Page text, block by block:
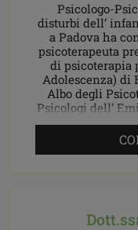
Psicologo-
disturbi dell’
a Padova ha
psicoterapeuta
di psicoterapia
Adolescenza) di
Albo degli
Psicologi dell’